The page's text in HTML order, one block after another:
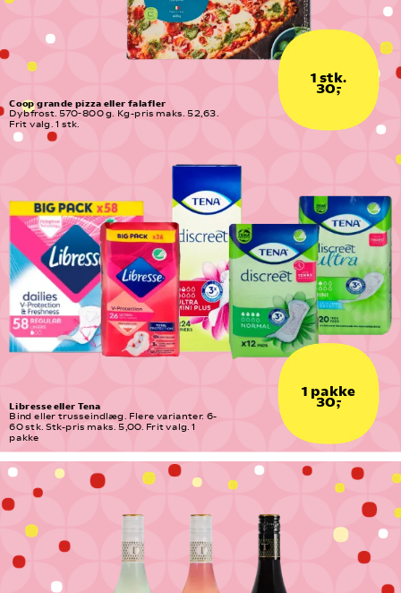
1 stk.
30,-
Coop grande pizza eller falafler
Dybfrost. 570-800 g. Kg-pris maks. 52,63.
Frit valg. 1 stk.
1 pakke
30,-
Libresse eller Tena
Bind eller trusseindlæg. Flere varianter. 6-
60 stk. Stk-pris maks. 5,00. Frit valg. 1
pakke